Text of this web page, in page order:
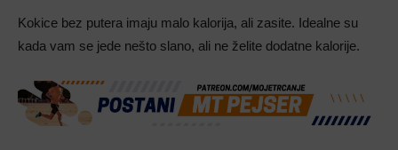
Kokice bez putera imaju malo kalorija, ali zasite. Idealne su
kada vam se jede nešto slano, ali ne želite dodatne kalorije.